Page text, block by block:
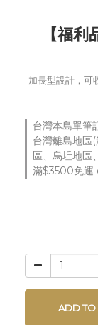
【福
加長型設計，可
台灣本島單
台灣離島地區
區、烏坵地區
滿$3500免
ADD TO